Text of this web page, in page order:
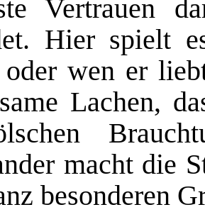
Vertrauen
Hier spielt
wen er
Lachen,
macht die
besonderen